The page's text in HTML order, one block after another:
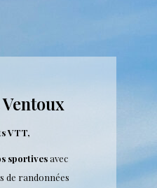
VTT,
sportivesavec
de randonnées